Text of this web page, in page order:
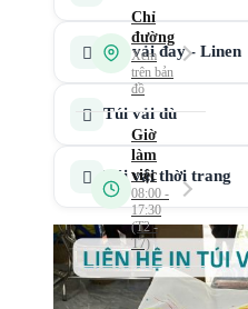
Túi vải đay - Linen
Túi vải dù
Túi vải thời trang